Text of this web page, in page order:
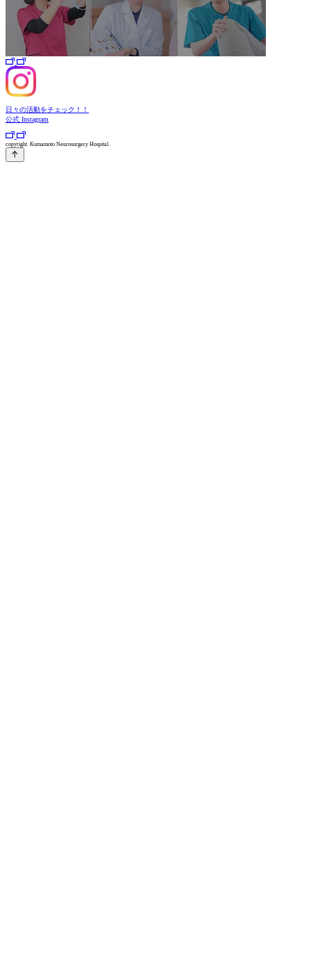
日々の活動をチェック！！
公式 Instagram
copyright Kumamoto Neurosurgery Hospital.